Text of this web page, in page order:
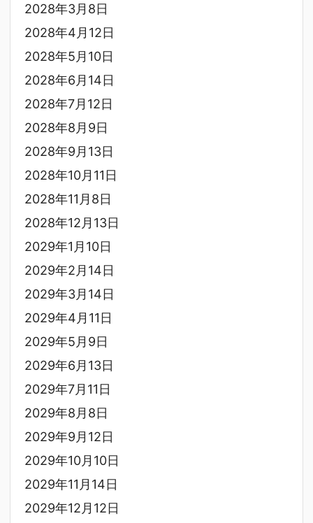
2028年3月8日
2028年4月12日
2028年5月10日
2028年6月14日
2028年7月12日
2028年8月9日
2028年9月13日
2028年10月11日
2028年11月8日
2028年12月13日
2029年1月10日
2029年2月14日
2029年3月14日
2029年4月11日
2029年5月9日
2029年6月13日
2029年7月11日
2029年8月8日
2029年9月12日
2029年10月10日
2029年11月14日
2029年12月12日